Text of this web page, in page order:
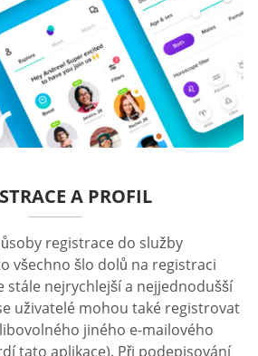
A PROFIL
registrace do služby
všechno šlo dolů na registraci
stále nejrychlejší a nejjednodušší
uživatelé mohou také registrovat
jiného e-mailového
tato aplikace). Při podepisování